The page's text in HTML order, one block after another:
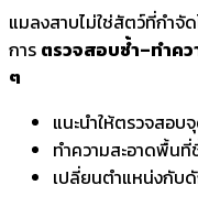
แมลงสาบไม่ใช่สัตว์ที่กำจั
การ ตรวจสอบซ้ำ–ทำค
ๆ
แนะนำให้ตรวจสอ
ทำความสะอาดพื้น
เปลี่ยนตำแหน่งกับ